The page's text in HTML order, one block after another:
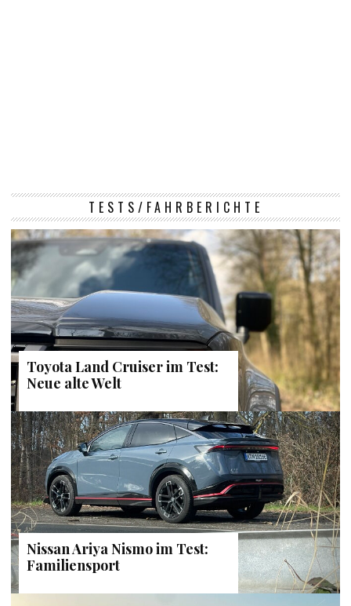
TESTS/FAHRBERICHTE
Toyota Land Cruiser im Test:
Neue alte Welt
Nissan Ariya Nismo im Test:
Familiensport